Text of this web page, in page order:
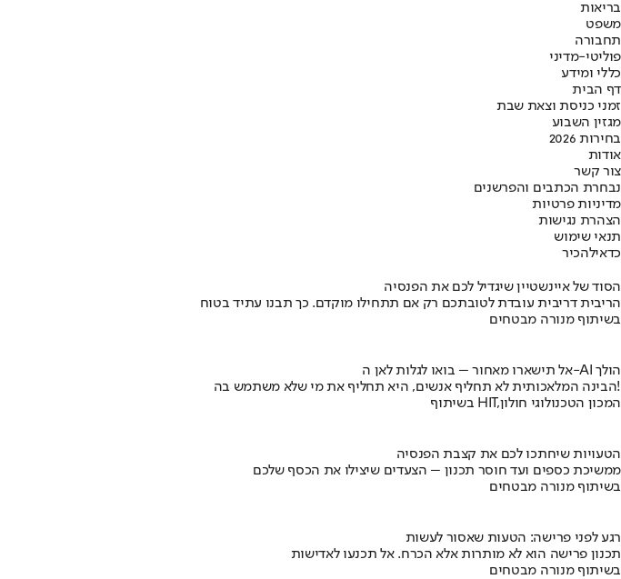
בריאות
משפט
תחבורה
פוליטי-מדיני
כללי ומידע
דף הבית
זמני כניסת וצאת שבת
מגזין השבוע
בחירות 2026
אודות
צור קשר
נבחרת הכתבים והפרשנים
מדיניות פרטיות
הצהרת נגישות
תנאי שימוש
כדאילהכיר
הסוד של איינשטיין שיגדיל לכם את הפנסיה
הריבית דריבית עובדת לטובתכם רק אם תתחילו מוקדם. כך תבנו עתיד בטוח
בשיתוף מנורה מבטחים
אל תישארו מאחור – בואו לגלות לאן ה-AI הולך
הבינה המלאכותית לא תחליף אנשים, היא תחליף את מי שלא משתמש בה!
בשיתוף HIT,המכון הטכנולוגי חולון
הטעויות שיחתכו לכם את קצבת הפנסיה
ממשיכת כספים ועד חוסר תכנון – הצעדים שיצילו את הכסף שלכם
בשיתוף מנורה מבטחים
רגע לפני פרישה: הטעות שאסור לעשות
תכנון פרישה הוא לא מותרות אלא הכרח. אל תכנעו לאדישות
בשיתוף מנורה מבטחים